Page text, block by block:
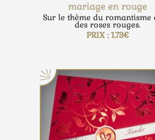
mariage en rouge
Sur le thème du romantisme
des roses rouges.
PRIX : 1.73€